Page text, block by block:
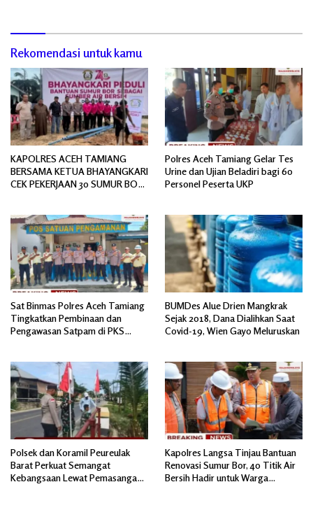
Rekomendasi untuk kamu
KAPOLRES ACEH TAMIANG
BERSAMA KETUA BHAYANGKARI
CEK PEKERJAAN 30 SUMUR BOR
Polres Aceh Tamiang Gelar Tes
Urine dan Ujian Beladiri bagi 60
Personel Peserta UKP
Sat Binmas Polres Aceh Tamiang
Tingkatkan Pembinaan dan
Pengawasan Satpam di PKS
BUMDes Alue Drien Mangkrak
Sejak 2018, Dana Dialihkan Saat
Covid-19, Wien Gayo Meluruskan
Polsek dan Koramil Peureulak
Barat Perkuat Semangat
Kebangsaan Lewat Pemasangan
Kapolres Langsa Tinjau Bantuan
Renovasi Sumur Bor, 40 Titik Air
Bersih Hadir untuk Warga